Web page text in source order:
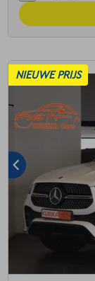
NIEUWE PRIJS